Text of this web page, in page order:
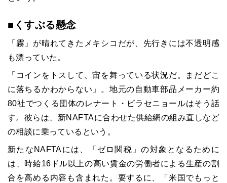
■くすぶる懸念
「霧」が晴れてきたメキシコだが、先行きには不透明感
も漂っていた。
「コインをトスして、宙を舞っている状況だ。まだどこ
に落ちるかわからない」。地元の自動車部品メーカー約
80社でつくる団体のレナート・ビラセニョールはそう話
す。彼らは、新NAFTAに合わせた供給網の組み直しなど
の相談に乗っているという。
新たなNAFTAには、「ゼロ関税」の対象となるために
は、時給16ドル以上の高い賃金の労働者による生産の割
合を高める内容も含まれた。要するに、「米国でもっと